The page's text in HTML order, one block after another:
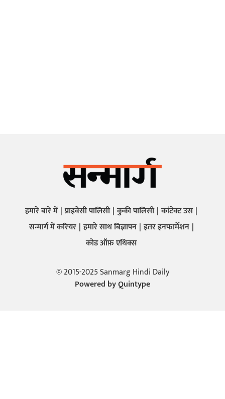
हमारे बारे में प्राइवेसी पालिसी कुकी पालिसी कांटेक्ट उस
सन्मार्ग में करियर हमारे साथ बिज्ञापन इतर इनफार्मेशन
कोड ऑफ़ एथिक्स
© 2015-2025 Sanmarg Hindi Daily
Powered byQuintype